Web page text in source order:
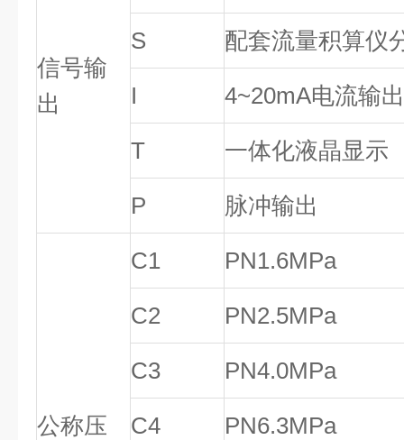
信号输
出
S 配套流量积算仪
I 4~20mA电流输出
T 一体化液晶显示
P 脉冲输出
公称压
C1 PN1.6MPa
C2 PN2.5MPa
C3 PN4.0MPa
C4 PN6.3MPa